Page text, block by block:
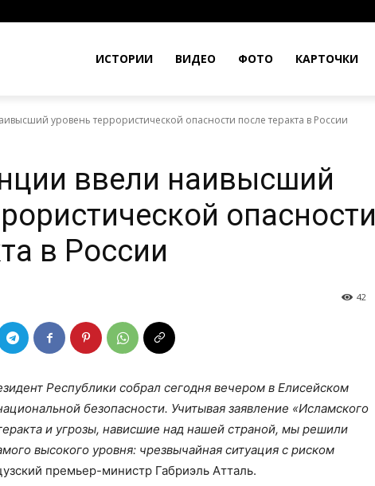
ИСТОРИИ ВИДЕО ФОТО КАРТОЧКИ
уровень террористической опасности после теракта в России
ввели наивысший
опасности
в России
42
Республики собрал сегодня вечером в Елисейском
безопасности. Учитывая заявление «Исламского
и угрозы, нависшие над нашей страной, мы решили
высокого уровня: чрезвычайная ситуация с риском
премьер-министр Габриэль Атталь.